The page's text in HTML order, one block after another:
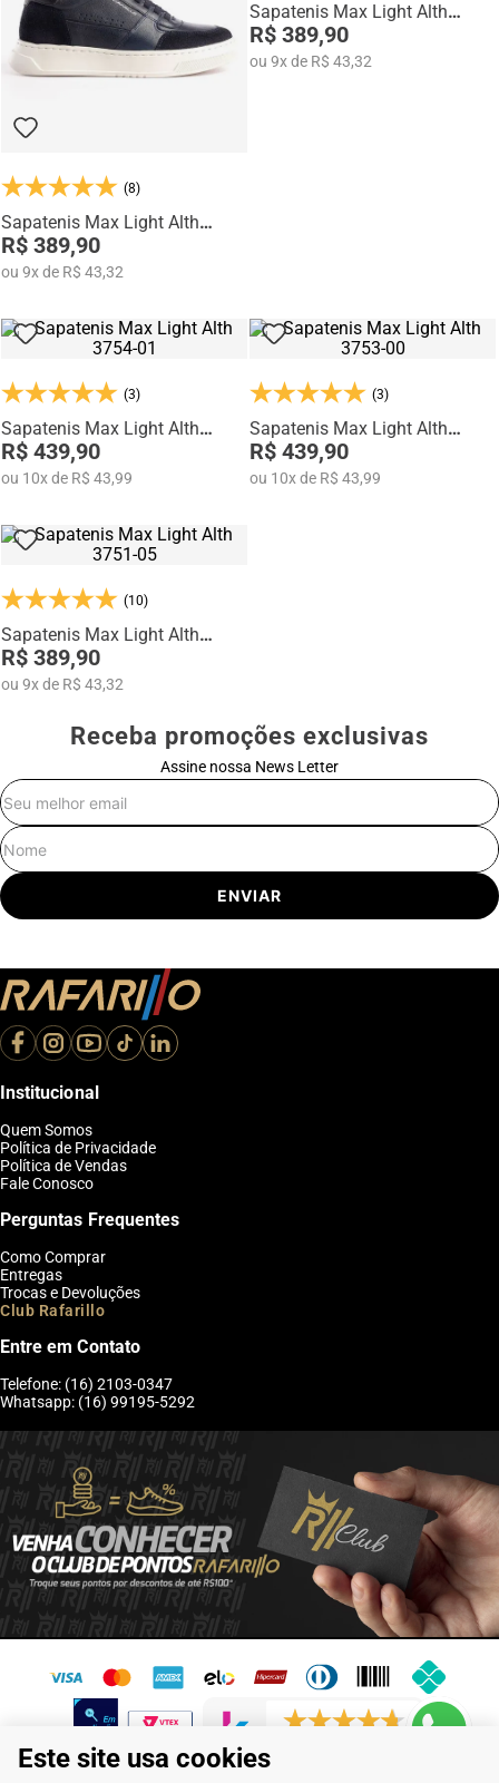
Este site usa cookies
(8)
Sapatenis Max Light Alth
3751-02
R$ 389,90
ou 9xde R$ 43,32
Sapatenis Max Light Alth
3751-04
R$ 389,90
ou 9xde R$ 43,32
(3)
Sapatenis Max Light Alth
3754-01
R$ 439,90
ou 10xde R$ 43,99
(3)
Sapatenis Max Light Alth
3753-00
R$ 439,90
ou 10xde R$ 43,99
(10)
Sapatenis Max Light Alth
3751-05
R$ 389,90
ou 9xde R$ 43,32
Receba promoções exclusivas
Assine nossa News Letter
ENVIAR
Institucional
Quem Somos
Política de Privacidade
Política de Vendas
Fale Conosco
Perguntas Frequentes
Como Comprar
Entregas
Trocas e Devoluções
Club Rafarillo
Entre em Contato
Telefone: (16) 2103-0347
Whatsapp: (16) 99195-5292